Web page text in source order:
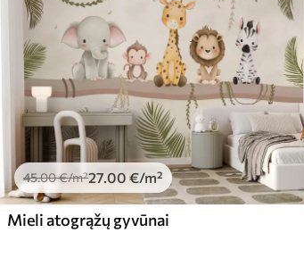
45.00€/m²27.00 €/m²
Mieli atogrąžų gyvūnai